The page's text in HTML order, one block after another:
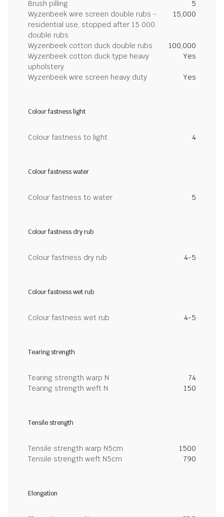
Brush pilling
5
Wyzenbeek wire screen double rubs -
residential use, stopped after 15 000
double rubs
15,000
Wyzenbeek cotton duck double rubs
100,000
Wyzenbeek cotton duck type heavy
upholstery
Yes
Wyzenbeek wire screen heavy duty Yes
Colour fastness light
Colour fastness to light 4
Colour fastness water
Colour fastness to water 5
Colour fastness dry rub
Colour fastness dry rub 4-5
Colour fastness wet rub
Colour fastness wet rub 4-5
Tearing strength
Tearing strength warp N
74
Tearing strength weft N
150
Tensile strength
Tensile strength warp N5cm
1500
Tensile strength weft N5cm
790
Elongation